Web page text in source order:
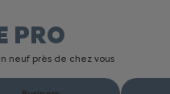
PRO
neuf près de chez vous